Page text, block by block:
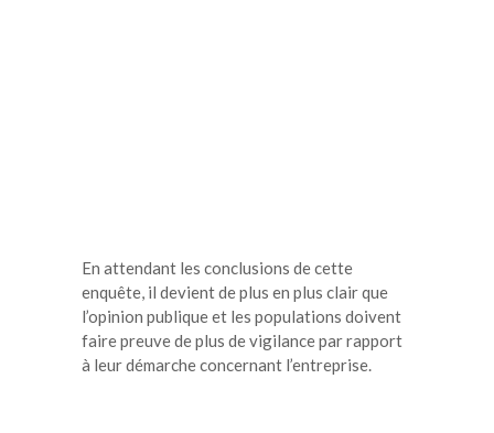
En attendant les conclusions de cette
enquête, il devient de plus en plus clair que
l’opinion publique et les populations doivent
faire preuve de plus de vigilance par rapport
à leur démarche concernant l’entreprise.